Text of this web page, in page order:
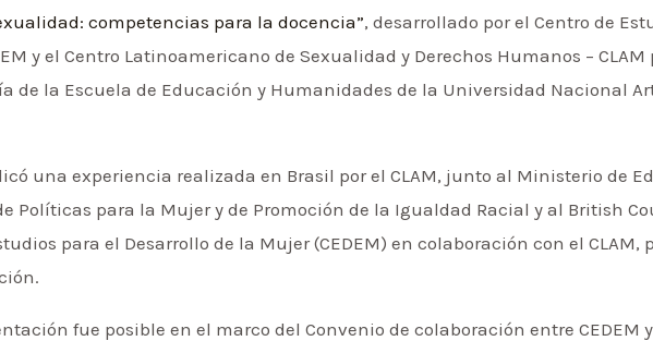
competencias para la docencia”, desarrollado por el Centro de
y el Centro Latinoamericano de Sexualidad y Derechos Humanos –
de la Escuela de Educación y Humanidades de la Universidad Nacional
una experiencia realizada en Brasil por el CLAM, junto al Ministerio de
Políticas para la Mujer y de Promoción de la Igualdad Racial y al British
para el Desarrollo de la Mujer (CEDEM) en colaboración con el
fue posible en el marco del Convenio de colaboración entre CEDEM